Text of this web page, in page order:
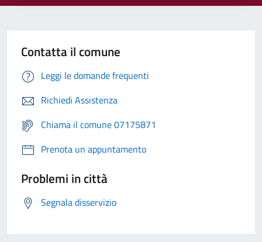
Contatta il comune
Leggi le domande frequenti
Richiedi Assistenza
Chiama il comune 07175871
Prenota un appuntamento
Problemi in città
Segnala disservizio